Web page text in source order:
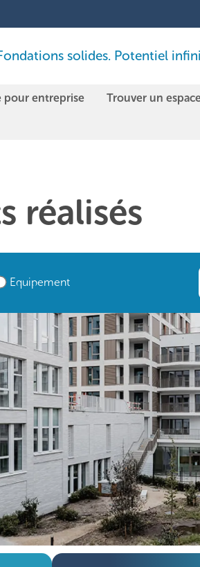
solides. Potentiel infini
pour entreprise Trouver un
réalisés
Equipement